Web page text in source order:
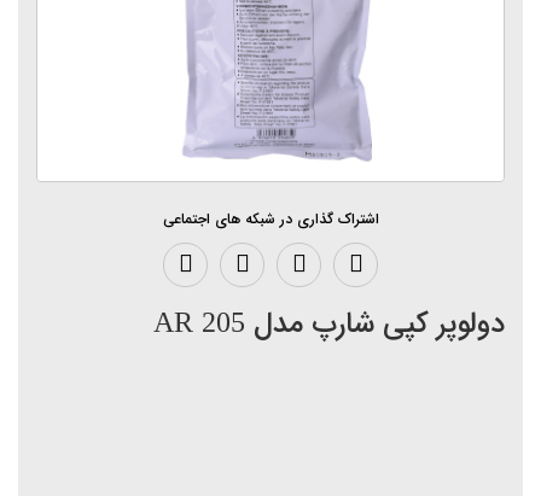
اشتراک گذاری در شبکه های اجتماعی
دولوپر کپی شارپ مدل AR 205